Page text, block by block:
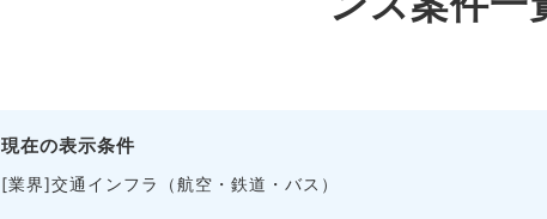
現在の表示条件
[業界]交通インフラ（航空・鉄道・バス）